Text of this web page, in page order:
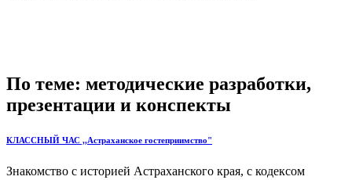
По теме: методические разработки,
презентации и конспекты
КЛАССНЫЙ ЧАС ,,Астраханское гостеприимство"
Знакомство с историей Астраханского края, с кодексом